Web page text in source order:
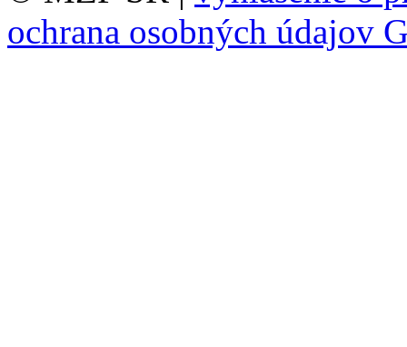
ochrana osobných údajov